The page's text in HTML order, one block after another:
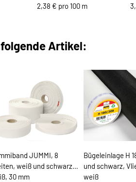
2,38 € pro 100 m
Artikel:
JUMMI, 8
weiß und schwarz,
30 mm
Bügeleinlage H
und schwarz,
weiß